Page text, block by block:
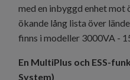
med en inbyggd enhet mot
ökande lång lista över
finns i modeller 3000VA -
En MultiPlus och ESS-
System)